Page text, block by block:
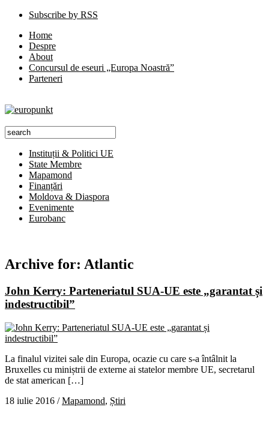
Subscribe by RSS
Home
Despre
About
Concursul de eseuri „Europa Noastră”
Parteneri
Instituții & Politici UE
State Membre
Mapamond
Finanțări
Moldova & Diaspora
Evenimente
Eurobanc
Archive for: Atlantic
John Kerry: Parteneriatul SUA-UE este „garantat și
indestructibil”
La finalul vizitei sale din Europa, ocazie cu care s-a întâlnit la
Bruxelles cu miniștrii de externe ai statelor membre UE, secretarul
de stat american […]
18 iulie 2016 /Mapamond, Știri